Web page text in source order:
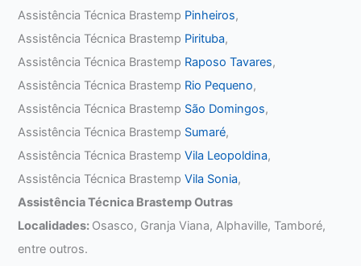
Assistência Técnica Brastemp Pinheiros,
Assistência Técnica Brastemp Pirituba,
Assistência Técnica Brastemp Raposo Tavares,
Assistência Técnica Brastemp Rio Pequeno,
Assistência Técnica Brastemp São Domingos,
Assistência Técnica Brastemp Sumaré,
Assistência Técnica BrastempVila Leopoldina,
Assistência Técnica BrastempVila Sonia,
Assistência Técnica Brastemp Outras
Localidades: Osasco, Granja Viana, Alphaville, Tamboré,
entre outros.